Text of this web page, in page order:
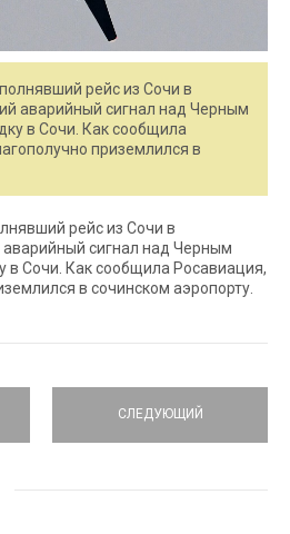
рейс из Сочи в
аварийный сигнал над Черным
в Сочи. Как сообщила
приземлился в
рейс из Сочи в
сигнал над Черным
в Сочи. Как сообщила Росавиация,
в сочинском аэропорту.
СЛЕДУЮЩИЙ